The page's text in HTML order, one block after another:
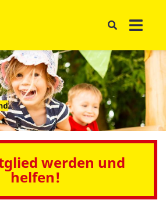
werden und
helfen!